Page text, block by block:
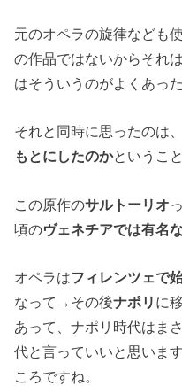
元のオペラの旋律なども
の作品ではないからそれ
はそういうのがよくあっ
それと同時に思ったのは
もとにしたのかということ
この原作のサルトーリオ
頃のヴェネチアでは有名
オペラはフィレンツェで
なって→その後ナポリ に
あって、ナポリ時代はま
代と言っていいと思います
ころですね。